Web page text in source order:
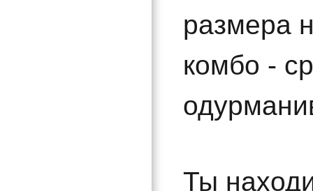
размера
комбо -
Ты